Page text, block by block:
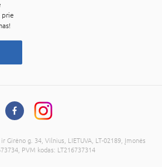
prie
ir Girėno g. 34, Vilnius, LIETUVA, LT-02189, Įmonės
PVM kodas: LT216737314